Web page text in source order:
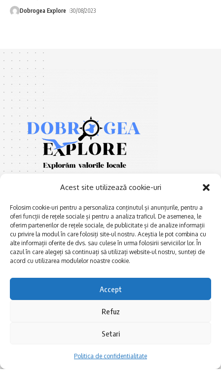
Acest site utilizează cookie-uri
Folosim cookie-uri pentru a personaliza conținutul și anunțurile, pentru a
oferi funcții de rețele sociale și pentru a analiza traficul. De asemenea, le
oferim partenerilor de rețele sociale, de publicitate și de analize informații
cu privire la modul în care folosiți site-ul nostru. Aceștia le pot combina cu
alte informații oferite de dvs. sau culese în urma folosirii serviciilor lor. În
cazul în care alegeți să continuați să utilizați website-ul nostru, sunteți de
acord cu utilizarea modulelor noastre cookie.
Accept
Refuz
Setari
Politica de confidentialitate
Dobrogea Explore 30/08/2023
E xplorăm Dobrogea,
Explorăm valorile locale:
Deltă, Litoral, cele mai mari
biserici și mănăstiri, cele mai
FRUMOASE POVEȘTI.
Afaceri și meșteșuguri
Actualitate